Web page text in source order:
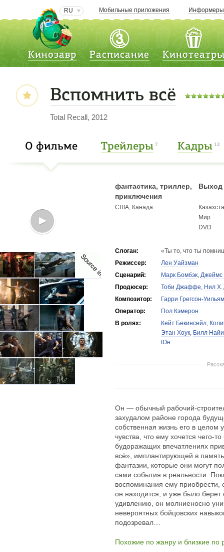
RU Мобильные приложения Информеры
Кинозавр Расписание
Вспомнить всё
Total Recall, 2012
О фильме Трейлеры 7 Кадры 12
фантастика, триллер,
приключения
Выход
США, Канада
Мир
DVD
Слоган:
«Ты то, что ты
Режиссер:
Лен Уайзман
Сценарий:
Марк Бомбэк, Джеймс
Продюсер:
Тоби Джаффе, Нил Х.
Композитор:
Гарри Грегсон-
Оператор:
Пол Кэмерон
В ролях:
Кейт Бекинсейл,
Этан Хоук, Билл Найи
Юн
Он — обычный рабочий-
захудалом районе города
собственная жизнь его в целом
чувства, что ему хочется чего-
будоражащих впечатлениях
всё», имплантирующей в
фантазии, которые они могут
сами события в реальности.
воспоминания ему приобрести,
он находится, и уже было берет
удивлению, он молниеносно
невероятных бойцовских
подозревал…
Похожие по жанру и близкие по